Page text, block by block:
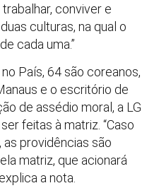
conviver e
culturas, na qual o
cada uma.”
País, 64 são coreanos,
e o escritório de
de assédio moral, a LG
feitas à matriz. “Caso
as providências são
matriz, que acionará
a nota.